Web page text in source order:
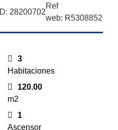
ID: 28200702
Ref
web: R5308852
3
Habitaciones
120.00
m2
1
Ascensor